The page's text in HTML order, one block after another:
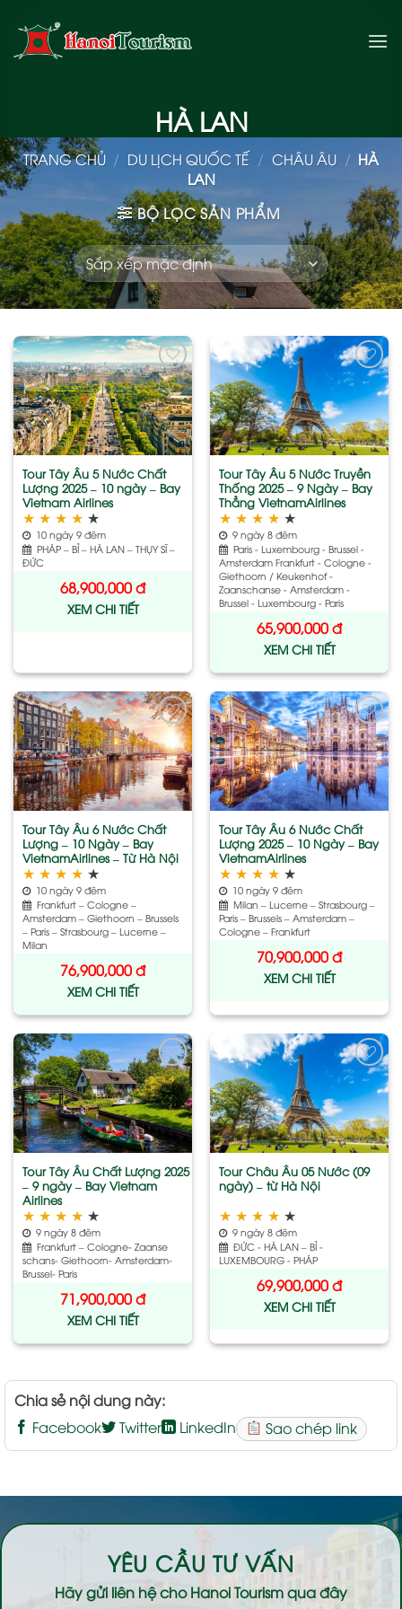
qua
HÀ LAN
TRANG CHỦ / DU LỊCH QUỐC TẾ / CHÂU ÂU / HÀ
LAN
BỘ LỌC SẢN PHẨM
Add
to
wishlist
Tour Tây Âu 5 Nước Chất
Lượng 2025 – 10 ngày – Bay
Vietnam Airlines
★ ★ ★ ★ ★
10 ngày 9 đêm
PHÁP – BỈ – HÀ LAN – THỤY SĨ –
ĐỨC
68,900,000đ
XEM CHI TIẾT
Add
to
wishlist
Tour Tây Âu 5 Nước Truyền
Thống 2025 – 9 Ngày – Bay
Thẳng VietnamAirlines
★ ★ ★ ★ ★
9 ngày 8 đêm
Paris - Luxembourg - Brussel -
Amsterdam Frankfurt - Cologne -
Giethoorn / Keukenhof -
Zaanschanse - Amsterdam -
Brussel - Luxembourg - Paris
65,900,000đ
XEM CHI TIẾT
Add
to
wishlist
Tour Tây Âu 6 Nước Chất
Lượng – 10 Ngày – Bay
VietnamAirlines – Từ Hà Nội
★ ★ ★ ★ ★
10 ngày 9 đêm
Frankfurt – Cologne –
Amsterdam – Giethoorn – Brussels
– Paris – Strasbourg – Lucerne –
Milan
76,900,000đ
XEM CHI TIẾT
Add
to
wishlist
Tour Tây Âu 6 Nước Chất
Lượng 2025 – 10 Ngày – Bay
VietnamAirlines
★ ★ ★ ★ ★
10 ngày 9 đêm
Milan – Lucerne – Strasbourg –
Paris – Brussels – Amsterdam –
Cologne – Frankfurt
70,900,000đ
XEM CHI TIẾT
Add
to
wishlist
Tour Tây Âu Chất Lượng 2025
– 9 ngày – Bay Vietnam
Airlines
★ ★ ★ ★ ★
9 ngày 8 đêm
Frankfurt – Cologne- Zaanse
schans- Giethoorn- Amsterdam-
Brussel- Paris
71,900,000đ
XEM CHI TIẾT
Add
to
wishlist
Tour Châu Âu 05 Nước (09
ngày) – từ Hà Nội
★ ★ ★ ★ ★
9 ngày 8 đêm
ĐỨC - HÀ LAN – BỈ -
LUXEMBOURG - PHÁP
69,900,000đ
XEM CHI TIẾT
Chia sẻ nội dung này:
Facebook
Twitter LinkedIn Sao chép link
YÊU CẦU TƯ VẤN
Hãy gửi liên hệ choHanoi Tourismqua đây